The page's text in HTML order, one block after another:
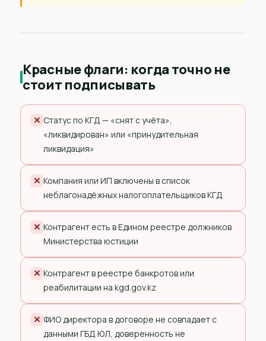
Красные флаги: когда точно не
стоит подписывать
Статус по КГД — «снят с учёта»,
«ликвидирован» или «принудительная
ликвидация»
Компания или ИП включены в список
неблагонадёжных налогоплательщиков КГД
Контрагент есть в Едином реестре должников
Министерства юстиции
Контрагент в реестре банкротов или
реабилитации на kgd.gov.kz
ФИО директора в договоре не совпадает с
данными ГБД ЮЛ, доверенность не